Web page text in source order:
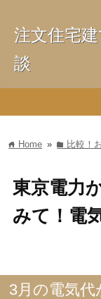
注文住宅
談
home Home » folder 比較！
東京電力
みて！電
3月の電気